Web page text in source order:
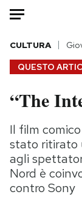
HOME
Italia
Politica
Tecnologia
Internet
Scienza
QUESTO
CULTURA
“The
Il film
stato ritirato
agli
Nord è
contro Sony